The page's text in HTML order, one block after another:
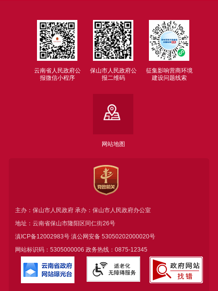
云南省人民政府公
报微信小程序
保山市人民政府公
报二维码
征集影响营商环境
建设问题线索
网站地图
主办：保山市人民政府 承办：保山市人民政府办公室
地址：云南省保山市隆阳区同仁街26号
滇ICP备12002983号滇公网安备 53050202000020号
网站标识码：5305000006 政务热线：0875-12345